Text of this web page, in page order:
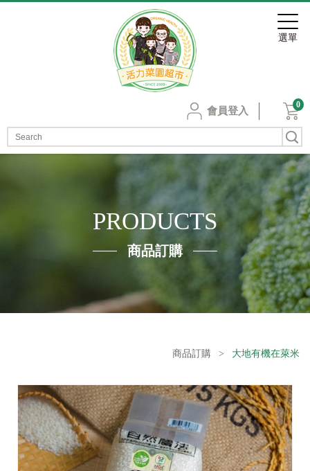
會員登入
0
PRODUCTS
商品訂購
商品訂購 > 大地有機在萊米